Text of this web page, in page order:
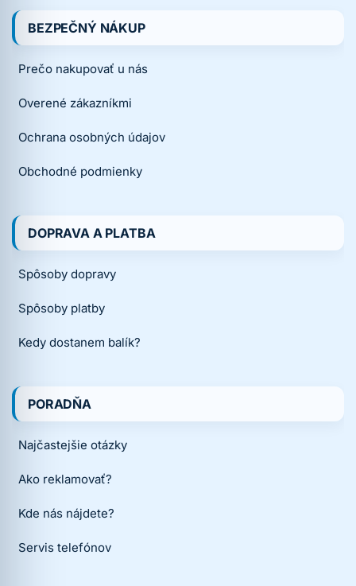
BEZPEČNÝ NÁKUP
Prečo nakupovať u nás
Overené zákazníkmi
Ochrana osobných údajov
Obchodné podmienky
DOPRAVA A PLATBA
Spôsoby dopravy
Spôsoby platby
Kedy dostanem balík?
PORADŇA
Najčastejšie otázky
Ako reklamovať?
Kde nás nájdete?
Servis telefónov